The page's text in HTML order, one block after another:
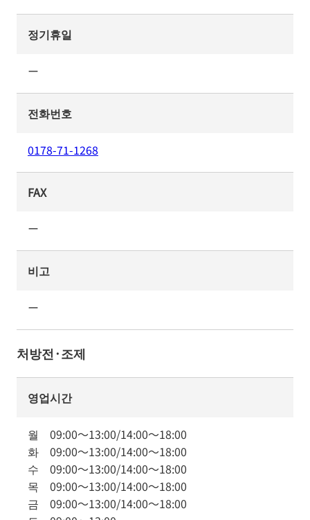
정기휴일
ー
전화번호
0178-71-1268
FAX
ー
비고
ー
처방전·조제
영업시간
월 09:00～13:00/14:00～18:00
화 09:00～13:00/14:00～18:00
수 09:00～13:00/14:00～18:00
목 09:00～13:00/14:00～18:00
금 09:00～13:00/14:00～18:00